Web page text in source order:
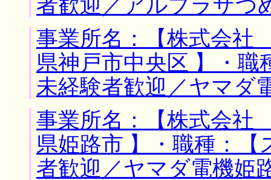
者歓迎／アルプラザつ
事業所名：【株式会
県神戸市中央区 】・
未経験者歓迎／ヤマダ
事業所名：【株式会
県姫路市 】・職種：
者歓迎／ヤマダ電機姫